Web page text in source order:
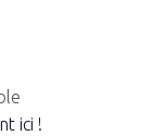
ici !